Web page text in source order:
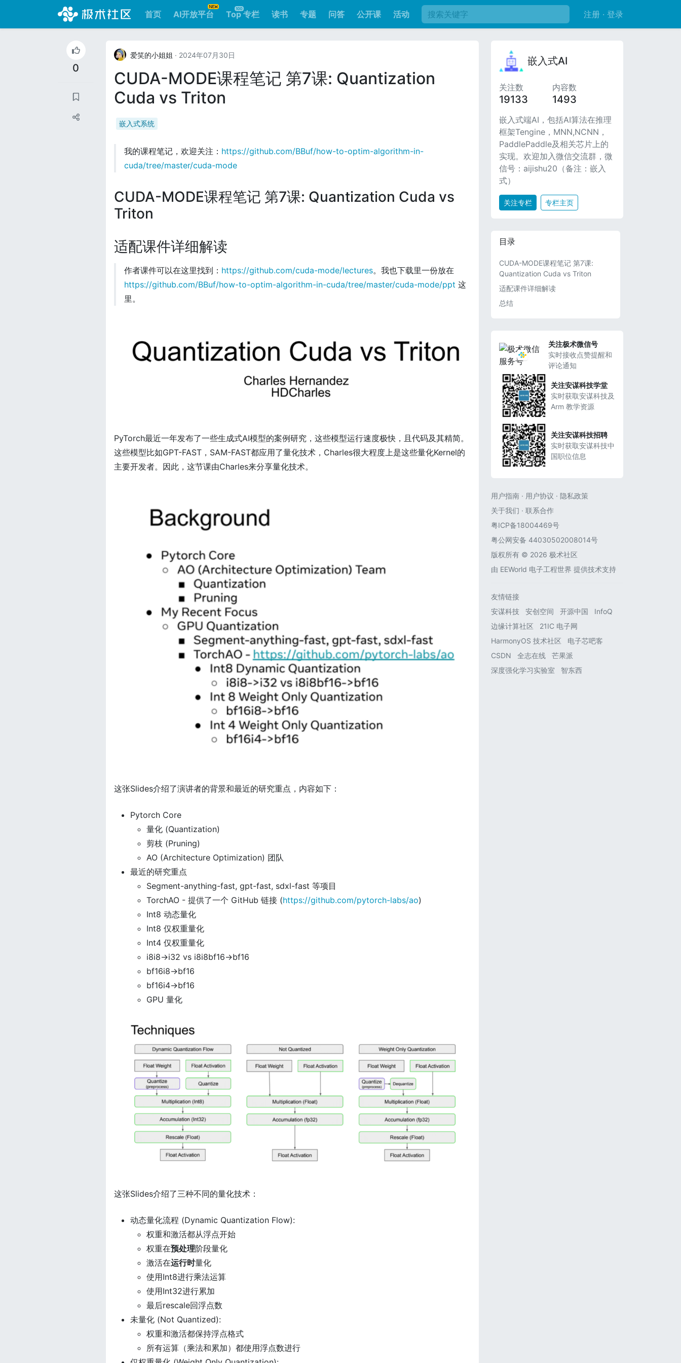
首页 AI开放平台 Top 专栏 读书 专题 问答 公开课 活动 注册 · 登录
0
爱笑的小姐姐 · 2024年07月30日
CUDA-MODE课程笔记 第7课: Quantization
Cuda vs Triton
嵌入式系统
我的课程笔记，欢迎关注： https://github.com/BBuf/how-to-optim-algorithm-in-
cuda/tree/master/cuda-mode
CUDA-MODE课程笔记 第7课: Quantization Cuda vs
Triton
适配课件详细解读
作者课件可以在这里找到： https://github.com/cuda-mode/lectures。我也下载里一份放在
https://github.com/BBuf/how-to-optim-algorithm-in-cuda/tree/master/cuda-mode/ppt 这
里。
PyTorch最近一年发布了一些生成式AI模型的案例研究，这些模型运行速度极快，且代码及其精简。
这些模型比如GPT-FAST，SAM-FAST都应用了量化技术，Charles很大程度上是这些量化Kernel的
主要开发者。因此，这节课由Charles来分享量化技术。
这张Slides介绍了演讲者的背景和最近的研究重点，内容如下：
Pytorch Core
量化 (Quantization)
剪枝 (Pruning)
AO (Architecture Optimization) 团队
最近的研究重点
Segment-anything-fast, gpt-fast, sdxl-fast 等项目
TorchAO - 提供了一个 GitHub 链接 (https://github.com/pytorch-labs/ao)
Int8 动态量化
Int8 仅权重量化
Int4 仅权重量化
i8i8->i32 vs i8i8bf16->bf16
bf16i8->bf16
bf16i4->bf16
GPU 量化
这张Slides介绍了三种不同的量化技术：
动态量化流程 (Dynamic Quantization Flow):
权重和激活都从浮点开始
权重在预处理阶段量化
激活在运行时量化
使用Int8进行乘法运算
使用Int32进行累加
最后rescale回浮点数
未量化 (Not Quantized):
权重和激活都保持浮点格式
所有运算（乘法和累加）都使用浮点数进行
嵌入式AI
关注数
19133
内容数
1493
嵌入式端AI，包括AI算法在推理
框架Tengine，MNN,NCNN，
PaddlePaddle及相关芯片上的
实现。欢迎加入微信交流群，微
信号：aijishu20（备注：嵌入
式）
关注专栏 专栏主页
目录
CUDA-MODE课程笔记 第7课:
Quantization Cuda vs Triton
适配课件详细解读
总结
关注极术微信号
实时接收点赞提醒和
评论通知
关注安谋科技学堂
实时获取安谋科技及
Arm 教学资源
关注安谋科技招聘
实时获取安谋科技中
国职位信息
用户指南 · 用户协议 · 隐私政策
关于我们 · 联系合作
粤ICP备18004469号
粤公网安备 44030502008014号
版权所有 © 2026 极术社区
由 EEWorld 电子工程世界 提供技术支持
友情链接
安谋科技
安创空间 开源中国
InfoQ
边缘计算社区
21IC 电子网
HarmonyOS 技术社区
电子芯吧客
CSDN
全志在线
芒果派
深度强化学习实验室
智东西